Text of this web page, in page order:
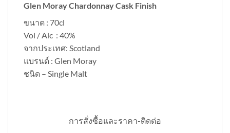
Glen Moray Chardonnay Cask Finish
ขนาด : 70cl
Vol / Alc : 40%
จากประเทศ: Scotland
แบรนด์ : Glen Moray
ชนิด – Single Malt
การสั่งซื้อและราคา-ติดต่อ